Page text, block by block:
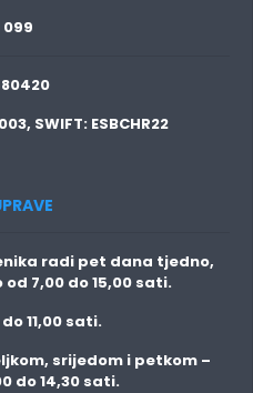
099
SWIFT: ESBCHR22
radi pet dana tjedno,
od 7,00 do 15,00 sati.
11,00 sati.
srijedom i petkom –
do 14,30 sati.